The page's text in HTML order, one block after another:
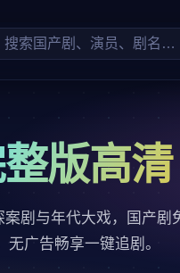
版高清
剧与年代大戏，国产剧
广告畅享一键追剧。